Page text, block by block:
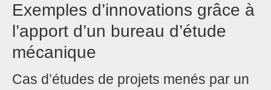
Exemples d’innovations grâce à
l’apport d’un bureau d’étude
mécanique
Cas d’études de projets menés par un